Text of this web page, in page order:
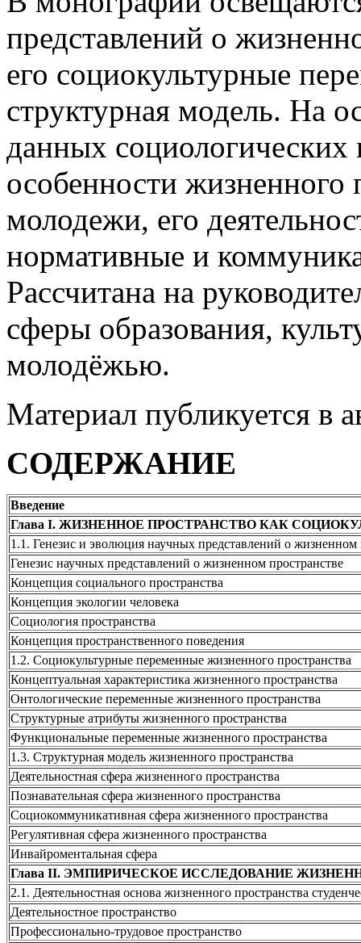
представлений о
его социокультурные
структурная модель. На
данных социологических
особенности жизненного
молодежи, его
нормативные и
Рассчитана на
сферы образования,
молодёжью.
Материал публикуется в
СОДЕРЖАНИЕ
Введение
Глава I. ЖИЗНЕННОЕ ПРОСТРАНСТВО КАК
1.1. Генезис и эволюция научных представлений о жизненном
Генезис научных представлений о жизненном пространстве
Концепция социального пространства
Концепция экологии человека
Социология пространства
Концепция пространственного поведения
1.2. Социокультурные переменные жизненного пространства
Концептуальная характеристика жизненного пространства
Онтологические переменные жизненного пространства
Структурные атрибуты жизненного пространства
Функциональные переменные жизненного пространства
1.3. Структурная модель жизненного пространства
Деятельностная сфера жизненного пространства
Познавательная сфера жизненного пространства
Социокоммуникативная сфера жизненного пространства
Регулятивная сфера жизненного пространства
Инвайроментальная сфера
Глава II. ЭМПИРИЧЕСКОЕ ИССЛЕДОВАНИЕ
2.1. Деятельностная основа жизненного пространства
Деятельностное пространство
Профессионально-трудовое пространство